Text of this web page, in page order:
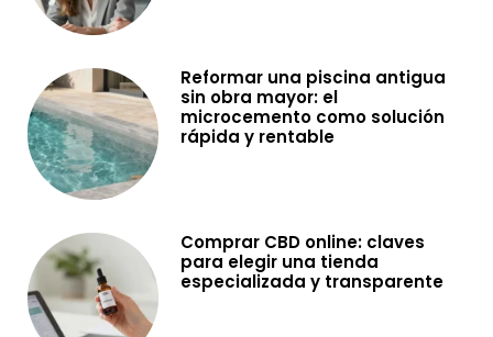
Reformar una piscina antigua
sin obra mayor: el
microcemento como solución
rápida y rentable
Comprar CBD online: claves
para elegir una tienda
especializada y transparente